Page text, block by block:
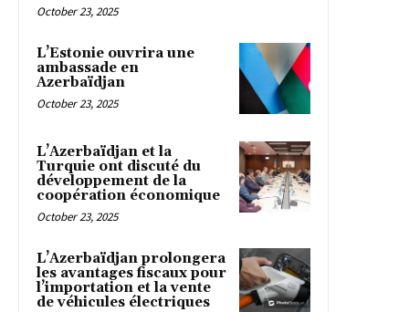
October 23, 2025
L’Estonie ouvrira une
ambassade en
Azerbaïdjan
October 23, 2025
L’Azerbaïdjan et la
Turquie ont discuté du
développement de la
coopération économique
October 23, 2025
L’Azerbaïdjan prolongera
les avantages fiscaux pour
l’importation et la vente
de véhicules électriques